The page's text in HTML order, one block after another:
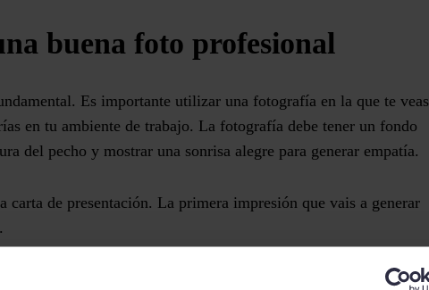
buena foto profesional
Es importante utilizar una fotografía en la que te veas
en tu ambiente de trabajo. La fotografía debe tener un fondo
del pecho y mostrar una sonrisa alegre para generar empatía.
carta de presentación. La primera impresión que vais a generar